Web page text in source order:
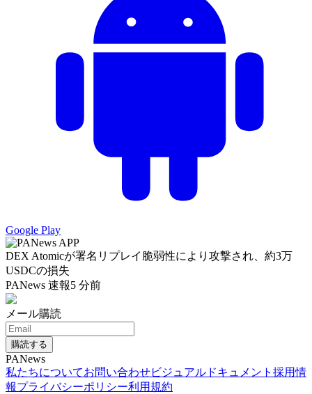
Google Play
DEX Atomicが署名リプレイ脆弱性により攻撃され、約3万
USDCの損失
PANews 速報5 分前
メール購読
購読する
PANews
私たちについてお問い合わせビジュアルドキュメント 採用情
報プライバシーポリシー利用規約